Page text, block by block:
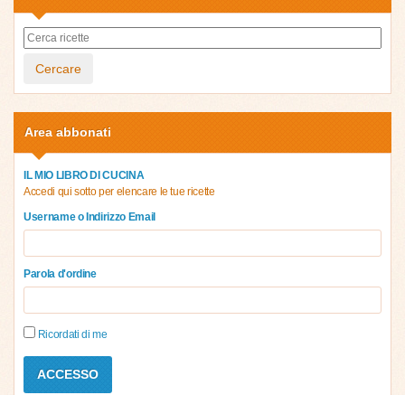
Cercare
Area abbonati
IL MIO LIBRO DI CUCINA
Accedi qui sotto per elencare le tue ricette
Username o Indirizzo Email
Parola d'ordine
Ricordati di me